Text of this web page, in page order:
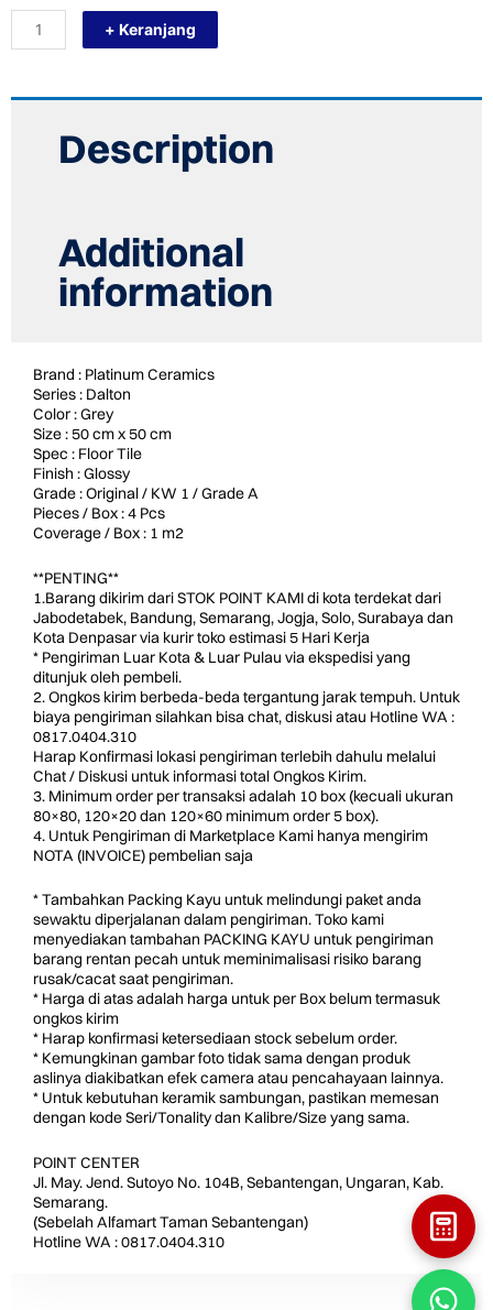
KERAMIK
50/50
DALTON
+ Keranjang
Description
Additional
information
Brand : Platinum Ceramics
Series : Dalton
Color : Grey
Size : 50 cm x 50 cm
Spec : Floor Tile
Finish : Glossy
Grade : Original / KW 1 / Grade A
Pieces / Box : 4 Pcs
Coverage / Box : 1 m2
**PENTING**
1.Barang dikirim dari STOK POINT KAMI di kota terdekat dari
Jabodetabek, Bandung, Semarang, Jogja, Solo, Surabaya dan
Kota Denpasar via kurir toko estimasi 5 Hari Kerja
* Pengiriman Luar Kota & Luar Pulau via ekspedisi yang
ditunjuk oleh pembeli.
2. Ongkos kirim berbeda-beda tergantung jarak tempuh. Untuk
biaya pengiriman silahkan bisa chat, diskusi atau Hotline WA :
0817.0404.310
Harap Konfirmasi lokasi pengiriman terlebih dahulu melalui
Chat / Diskusi untuk informasi total Ongkos Kirim.
3. Minimum order per transaksi adalah 10 box (kecuali ukuran
80×80, 120×20 dan 120×60 minimum order 5 box).
4. Untuk Pengiriman di Marketplace Kami hanya mengirim
NOTA (INVOICE) pembelian saja
* Tambahkan Packing Kayu untuk melindungi paket anda
sewaktu diperjalanan dalam pengiriman. Toko kami
menyediakan tambahan PACKING KAYU untuk pengiriman
barang rentan pecah untuk meminimalisasi risiko barang
rusak/cacat saat pengiriman.
* Harga di atas adalah harga untuk per Box belum termasuk
ongkos kirim
* Harap konfirmasi ketersediaan stock sebelum order.
* Kemungkinan gambar foto tidak sama dengan produk
aslinya diakibatkan efek camera atau pencahayaan lainnya.
* Untuk kebutuhan keramik sambungan, pastikan memesan
dengan kode Seri/Tonality dan Kalibre/Size yang sama.
POINT CENTER
Jl. May. Jend. Sutoyo No. 104B, Sebantengan, Ungaran, Kab.
Semarang.
(Sebelah Alfamart Taman Sebantengan)
Hotline WA : 0817.0404.310